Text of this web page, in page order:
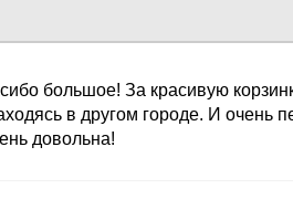
большое! За красивую
в другом городе. И очень
довольна!